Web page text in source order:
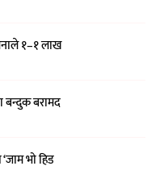
१–१ लाख
बन्दुक बरामद
भो हिड